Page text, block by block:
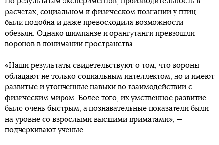
расчетах, социальном и физическом познании у птиц
были подобна и даже превосходила возможности
обезьян. Однако шимпанзе и орангутанги превзошли
воронов в понимании пространства.
«Наши результаты свидетельствуют о том, что вороны
обладают не только социальным интеллектом, но и имеют
развитые и утонченные навыки во взаимодействии с
физическим миром. Более того, их умственное развитие
было очень быстрым, а познавательные показатели были
на уровне со взрослыми высшими приматами», —
подчеркивают ученые.